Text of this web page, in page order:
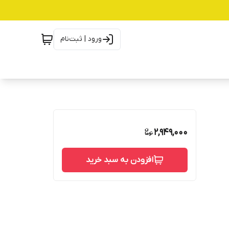
ورود | ثبت‌نام
2,949,000
افزودن به سبد خرید